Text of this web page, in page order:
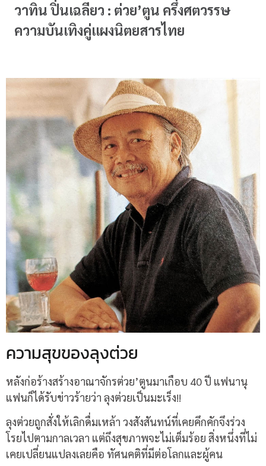
วาทิน ปิ่นเฉลียว : ต่วย’ตูน ครึ่งศตวรรษ
ความบันเทิงคู่แผงนิตยสารไทย
ความสุขของลุงต่วย
หลังก่อร้างสร้างอาณาจักรต่วย’ตูนมาเกือบ 40 ปี แฟนานุ
แฟนก็ได้รับข่าวร้ายว่า ลุงต่วยเป็นมะเร็ง!!
ลุงต่วยถูกสั่งให้เลิกดื่มเหล้า วงสังสันทน์ที่เคยคึกคักจึงร่วง
โรยไปตามกาลเวลา แต่ถึงสุขภาพจะไม่เต็มร้อย สิ่งหนึ่งที่ไม่
เคยเปลี่ยนแปลงเลยคือ ทัศนคติที่มีต่อโลกและผู้คน